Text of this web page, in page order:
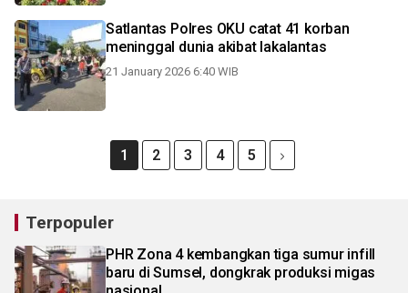
Satlantas Polres OKU catat 41 korban
meninggal dunia akibat lakalantas
21 January 2026 6:40 WIB
1 2 3 4 5
Terpopuler
PHR Zona 4 kembangkan tiga sumur infill
baru di Sumsel, dongkrak produksi migas